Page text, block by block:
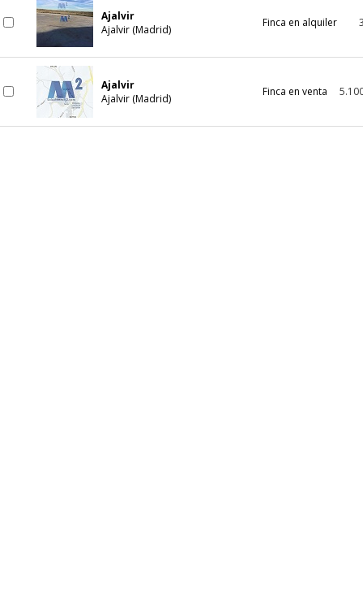
Ajalvir
Ajalvir (Madrid)
Finca en alquiler
Ajalvir
Ajalvir (Madrid)
Finca en venta